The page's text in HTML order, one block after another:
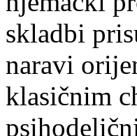
skladbi
naravi
klasičnim